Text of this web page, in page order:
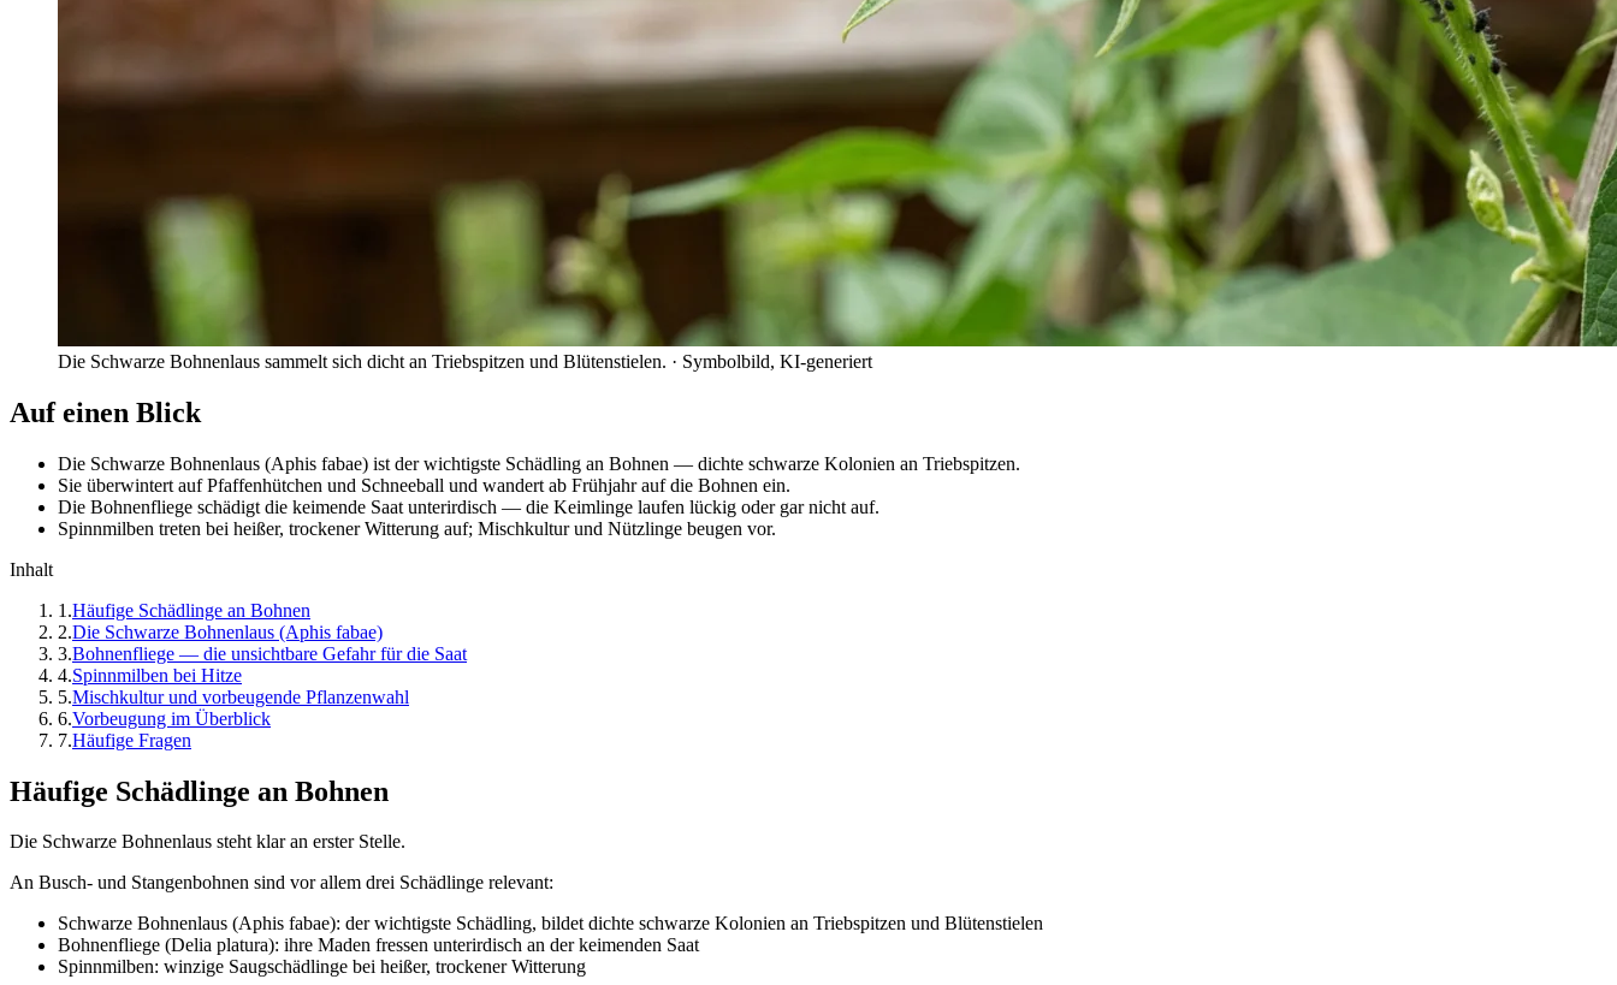
Die Schwarze Bohnenlaus sammelt sich dicht an Triebspitzen und Blütenstielen. · Symbolbild, KI-generiert
Auf einen Blick
Die Schwarze Bohnenlaus (Aphis fabae) ist der wichtigste Schädling an Bohnen — dichte schwarze Kolonien an Triebspitzen.
Sie überwintert auf Pfaffenhütchen und Schneeball und wandert ab Frühjahr auf die Bohnen ein.
Die Bohnenfliege schädigt die keimende Saat unterirdisch — die Keimlinge laufen lückig oder gar nicht auf.
Spinnmilben treten bei heißer, trockener Witterung auf; Mischkultur und Nützlinge beugen vor.
Inhalt
1 .Häufige Schädlinge an Bohnen
2.Die Schwarze Bohnenlaus (Aphis fabae)
3.Bohnenfliege — die unsichtbare Gefahr für die Saat
4.Spinnmilben bei Hitze
5.Mischkultur und vorbeugende Pflanzenwahl
6.Vorbeugung im Überblick
7.Häufige Fragen
Häufige Schädlinge an Bohnen
Die Schwarze Bohnenlaus steht klar an erster Stelle.
An Busch- und Stangenbohnen sind vor allem drei Schädlinge relevant:
Schwarze Bohnenlaus (Aphis fabae): der wichtigste Schädling, bildet dichte schwarze Kolonien an Triebspitzen und Blütenstielen
Bohnenfliege (Delia platura): ihre Maden fressen unterirdisch an der keimenden Saat
Spinnmilben: winzige Saugschädlinge bei heißer, trockener Witterung